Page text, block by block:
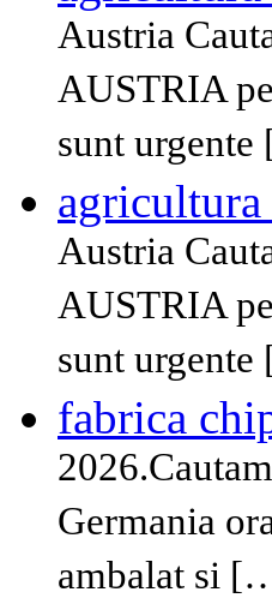
Austria
AUSTRIA
sunt
agricultura
Austria
AUSTRIA
sunt
fabrica
Germania
ambalat si